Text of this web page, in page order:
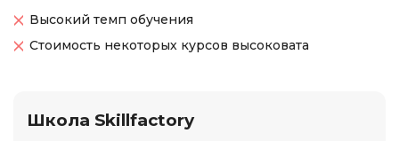
Высокий темп обучения
Стоимость некоторых курсов высоковата
Школа Skillfactory